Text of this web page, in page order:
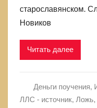
старославянском.
Новиков
Читать далее
Деньги поучения,
ЛЛС - источник, Ложь,